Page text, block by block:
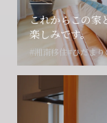
これからこの家
楽しみです。
#湘南移住#ひだま